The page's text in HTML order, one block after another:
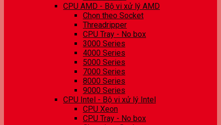
CPU AMD - Bộ vi xử lý AMD
Chọn theo Socket
Threadripper
CPU Tray - No box
3000 Series
4000 Series
5000 Series
7000 Series
8000 Series
9000 Series
CPU Intel - Bộ vi xử lý Intel
CPU Xeon
CPU Tray - No box